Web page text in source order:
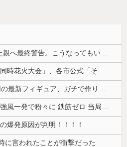
爆発原因が判明！！！！
に言われたことが衝撃だった